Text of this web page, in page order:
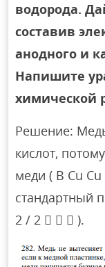
водорода.
составив
анодного и
Напишите
химической
Решение:
кислот,
меди ( B Cu
стандартный
2 / 2    ).